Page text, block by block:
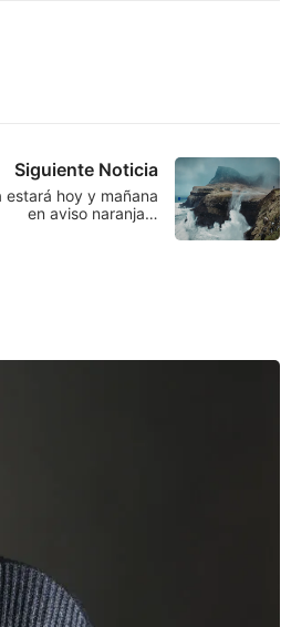
Siguiente Noticia
estará hoy y mañana
en aviso naranja…